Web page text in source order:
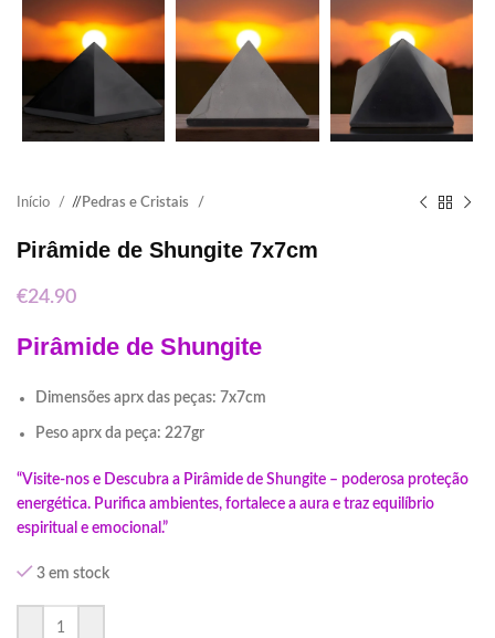
Início / Pedras e Cristais
Pirâmide de Shungite 7x7cm
€24.90
Pirâmide de Shungite
Dimensões aprx das peças: 7x7cm
Peso aprx da peça: 227gr
“Visite-nos e Descubra a Pirâmide de Shungite – poderosa proteção
energética. Purifica ambientes, fortalece a aura e traz equilíbrio
espiritual e emocional.”
3 em stock